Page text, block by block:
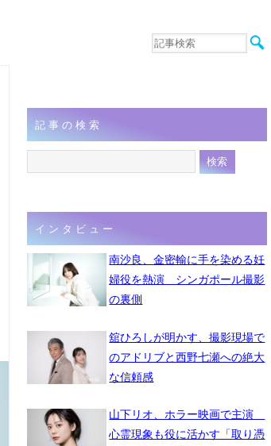
音楽
連載
フォト
記事の検索
インタビュー
南沙良、金密輸に手を染める妊
婦役を熱演 シンガポール撮影
の裏側
舘ひろしが明かす、撮影現場で
のアドリブと西野七瀬への絶大
な信頼感
山下リオ、ホラー映画で主演
心霊現象も役に活かす「取り憑